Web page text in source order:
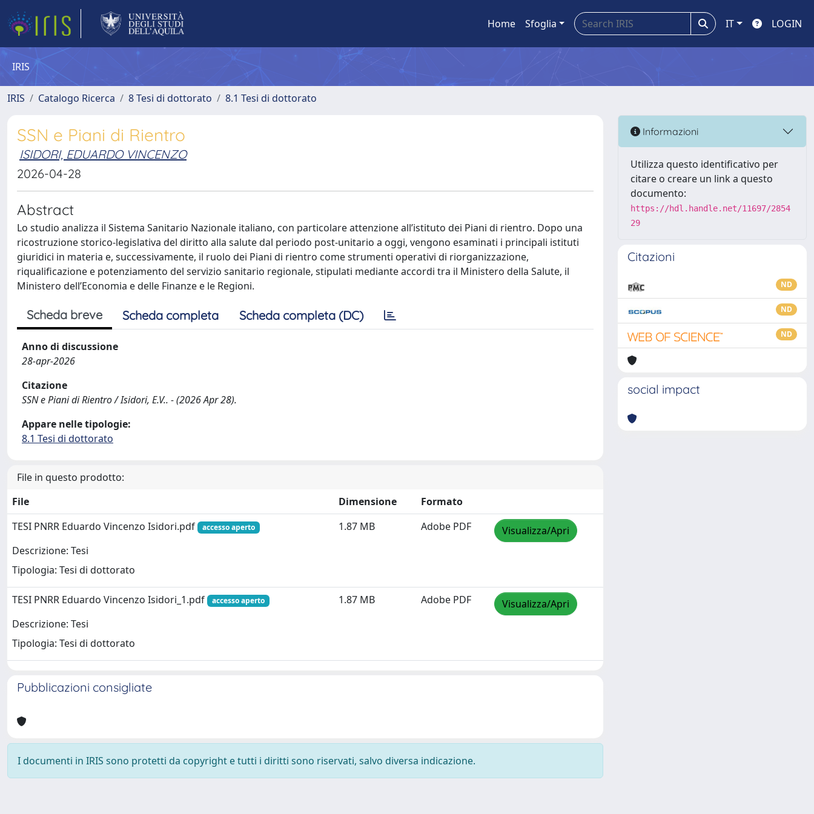
Home Sfoglia IT LOGIN
IRIS
IRIS Catalogo Ricerca 8 Tesi di dottorato 8.1 Tesi di dottorato
SSN e Piani di Rientro
ISIDORI, EDUARDO VINCENZO
2026-04-28
Abstract
Lo studio analizza il Sistema Sanitario Nazionale italiano, con particolare attenzione all’istituto dei Piani di rientro. Dopo una
ricostruzione storico-legislativa del diritto alla salute dal periodo post-unitario a oggi, vengono esaminati i principali istituti
giuridici in materia e, successivamente, il ruolo dei Piani di rientro come strumenti operativi di riorganizzazione,
riqualificazione e potenziamento del servizio sanitario regionale, stipulati mediante accordi tra il Ministero della Salute, il
Ministero dell’Economia e delle Finanze e le Regioni.
Scheda breve Scheda completa Scheda completa (DC)
Anno di discussione
28-apr-2026
Citazione
SSN e Piani di Rientro / Isidori, E.V.. - (2026 Apr 28).
Appare nelle tipologie:
8.1 Tesi di dottorato
File in questo prodotto:
File
Dimensione
Formato
TESI PNRR Eduardo Vincenzo Isidori.pdf
accesso aperto
Descrizione: Tesi
Tipologia: Tesi di dottorato
1.87 MB Adobe PDF Visualizza/Apri
TESI PNRR Eduardo Vincenzo Isidori_1.pdf accesso aperto
Descrizione: Tesi
Tipologia: Tesi di dottorato
1.87 MB Adobe PDF Visualizza/Apri
Pubblicazioni consigliate
I documenti in IRIS sono protetti da copyright e tutti i diritti sono riservati, salvo diversa indicazione.
Informazioni
Utilizza questo identificativo per
citare o creare un link a questo
documento:
https://hdl.handle.net/11697/2854
29
Citazioni
ND
ND
ND
social impact